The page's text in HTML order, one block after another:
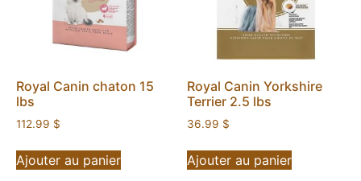
Royal Canin chaton 15
lbs
112.99 $
Ajouter au panier
Royal Canin Yorkshire
Terrier 2.5 lbs
36.99 $
Ajouter au panier